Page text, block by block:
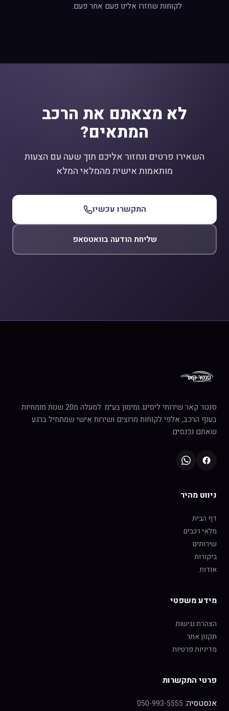
לקוחות שחזרו אלינו פעם אחר פעם.
לא מצאתם את הרכב
המתאים?
השאירו פרטים ונחזור אליכם תוך שעה עם הצעות
מותאמות אישית מהמלאי המלא
התקשרו עכשיו
שליחת הודעה בוואטסאפ
סנטר קאר שירותי ליסינג ומימון בע״מ. למעלה מ20 שנות מומחיות
בענף הרכב, אלפי לקוחות מרוצים ושירות אישי שמתחיל ברגע
שאתם נכנסים.
ניווט מהיר
דף הבית
מלאי רכבים
שירותים
ביקורות
אודות
מידע משפטי
הצהרת נגישות
תקנון אתר
מדיניות פרטיות
פרטי התקשרות
אנסטסיה: 050-993-5555